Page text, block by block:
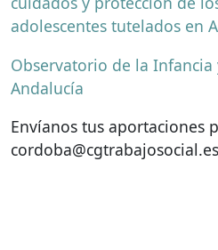
adolescentes tutelados en
Observatorio de la Infancia
Andalucía
Envíanos tus aportaciones
cordoba@cgtrabajosocial.es